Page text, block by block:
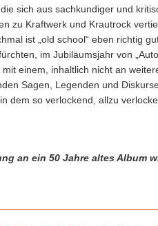
sich aus sachkundiger und
zu Kraftwerk und Krautrock
ist „old school“ eben richtig
im Jubiläumsjahr von
einem, inhaltlich nicht an
Sagen, Legenden und
dem so verlockend, allzu
an ein 50 Jahre altes Album